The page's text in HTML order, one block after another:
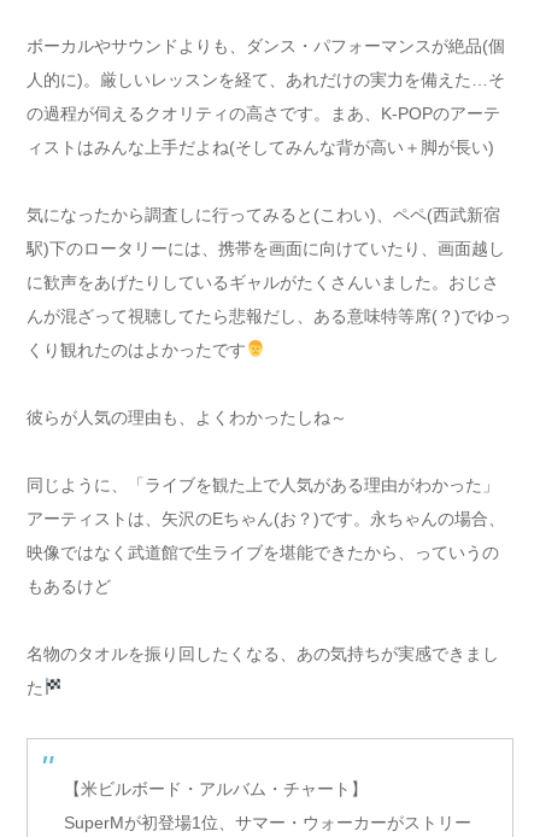
ボーカルやサウンドよりも、ダンス・パフォーマンスが絶品(個
人的に)。厳しいレッスンを経て、あれだけの実力を備えた…そ
の過程が伺えるクオリティの高さです。まあ、K-POPのアーテ
ィストはみんな上手だよね(そしてみんな背が高い＋脚が長い)
気になったから調査しに行ってみると(こわい)、ペペ(西武新宿
駅)下のロータリーには、携帯を画面に向けていたり、画面越し
に歓声をあげたりしているギャルがたくさんいました。おじさ
んが混ざって視聴してたら悲報だし、ある意味特等席(？)でゆっ
くり観れたのはよかったです
彼らが人気の理由も、よくわかったしね～
同じように、「ライブを観た上で人気がある理由がわかった」
アーティストは、矢沢のEちゃん(お？)です。永ちゃんの場合、
映像ではなく武道館で生ライブを堪能できたから、っていうの
もあるけど
名物のタオルを振り回したくなる、あの気持ちが実感できまし
た
【米ビルボード・アルバム・チャート】
SuperMが初登場1位、サマー・ウォーカーがストリー